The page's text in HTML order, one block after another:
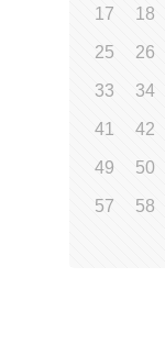
17 18
25 26
33 34
41 42
49 50
57 58